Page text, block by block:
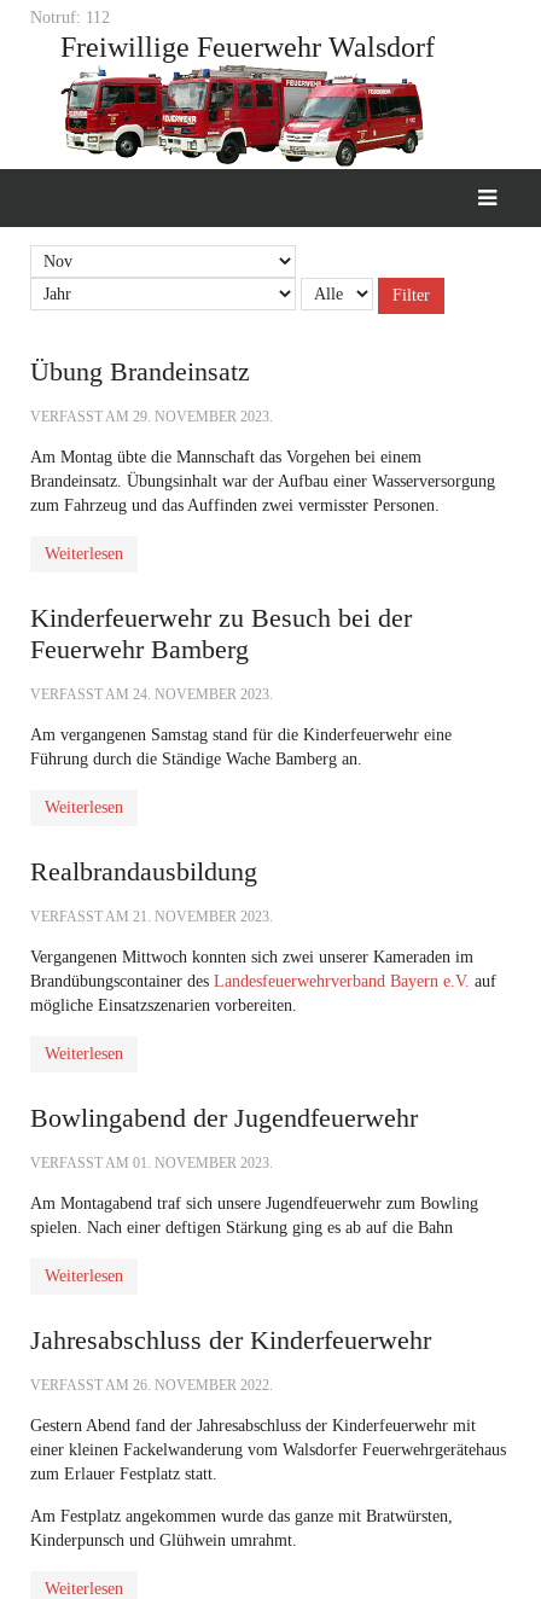
Notruf: 112
Freiwillige Feuerwehr Walsdorf
Filter
Übung Brandeinsatz
VERFASST AM 29. NOVEMBER 2023.
Am Montag übte die Mannschaft das Vorgehen bei einem
Brandeinsatz. Übungsinhalt war der Aufbau einer Wasserversorgung
zum Fahrzeug und das Auffinden zwei vermisster Personen.
Weiterlesen
Kinderfeuerwehr zu Besuch bei der
Feuerwehr Bamberg
VERFASST AM 24. NOVEMBER 2023.
Am vergangenen Samstag stand für die Kinderfeuerwehr eine
Führung durch die Ständige Wache Bamberg an.
Weiterlesen
Realbrandausbildung
VERFASST AM 21. NOVEMBER 2023.
Vergangenen Mittwoch konnten sich zwei unserer Kameraden im
Brandübungscontainer des Landesfeuerwehrverband Bayern e.V. auf
mögliche Einsatzszenarien vorbereiten.
Weiterlesen
Bowlingabend der Jugendfeuerwehr
VERFASST AM 01. NOVEMBER 2023.
Am Montagabend traf sich unsere Jugendfeuerwehr zum Bowling
spielen. Nach einer deftigen Stärkung ging es ab auf die Bahn
Weiterlesen
Jahresabschluss der Kinderfeuerwehr
VERFASST AM 26. NOVEMBER 2022.
Gestern Abend fand der Jahresabschluss der Kinderfeuerwehr mit
einer kleinen Fackelwanderung vom Walsdorfer Feuerwehrgerätehaus
zum Erlauer Festplatz statt.
Am Festplatz angekommen wurde das ganze mit Bratwürsten,
Kinderpunsch und Glühwein umrahmt.
Weiterlesen